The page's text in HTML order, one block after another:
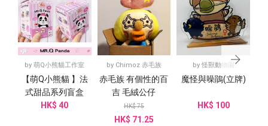
by萌Q小熊貓工作室
【萌Q小熊貓 】法
式甜品系列盲盒
HK$ 40
by Chimoz 赤毛族
赤毛族 有個性的百
吉 毛絨公仔
HK$ 75
HK$ 71.25
by 怪獸動物園
魔怪與噪鵑(立牌)
HK$ 100